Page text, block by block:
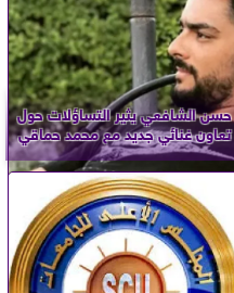
حسن الشافعي يثير التساؤلات حول
تعاون غنائي جديد مع محمد حماقي